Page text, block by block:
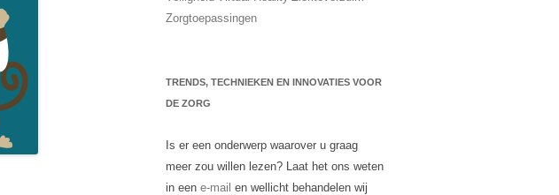
Zorgtoepassingen
TRENDS, TECHNIEKEN EN INNOVATIES VOOR
DE ZORG
Is er een onderwerp waarover u graag
meer zou willen lezen? Laat het ons weten
in een e-mail en wellicht behandelen wij